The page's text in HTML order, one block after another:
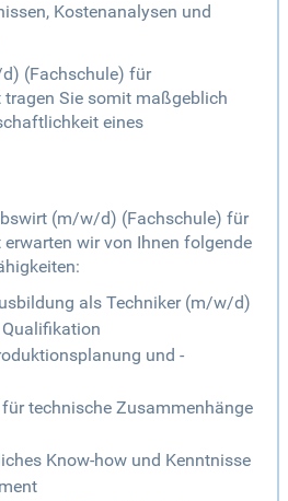
Kostenanalysen und
(Fachschule) für
Sie somit maßgeblich
eines
(m/w/d) (Fachschule) für
wir von Ihnen folgende
als Techniker (m/w/d)
und -
technische Zusammenhänge
Know-how und Kenntnisse